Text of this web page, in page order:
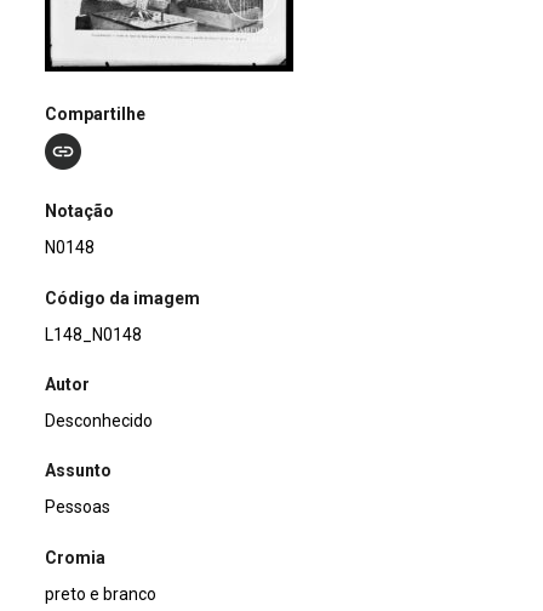
Compartilhe
Notação
N0148
Código da imagem
L148_N0148
Autor
Desconhecido
Assunto
Pessoas
Cromia
preto e branco